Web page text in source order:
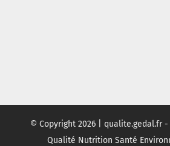
© Copyright 2026 | qualite.gedal.fr
Qualité Nutrition Santé